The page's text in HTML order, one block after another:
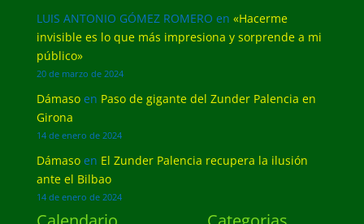
LUIS ANTONIO GÓMEZ ROMERO en «Hacerme
invisible es lo que más impresiona y sorprende a mi
público»
20 de marzo de 2024
Dámasoen Paso de gigante del Zunder Palencia en
Girona
14 de enero de 2024
Dámasoen El Zunder Palencia recupera la ilusión
ante el Bilbao
14 de enero de 2024